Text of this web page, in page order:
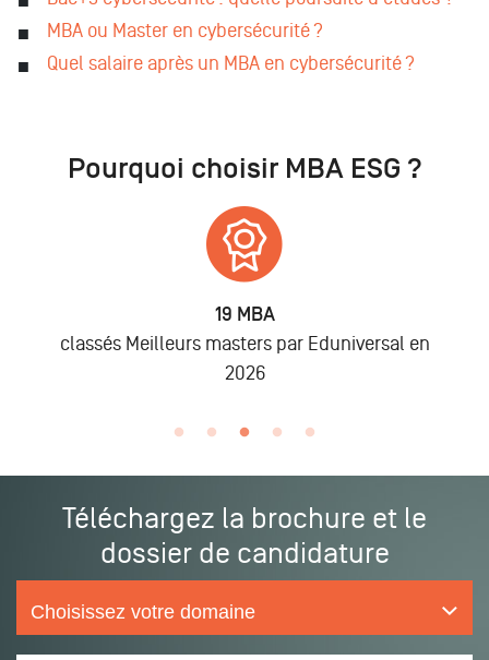
MBA ou Master en cybersécurité ?
Quel salaire après un MBA en cybersécurité ?
Pourquoi choisir MBA ESG ?
19 MBA
classés Meilleurs masters par Eduniversal en
2026
Téléchargez la brochure et le
dossier de candidature